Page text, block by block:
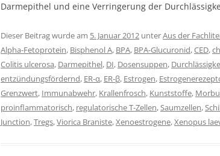
Darmepithel und eine Verringerung der
Dieser Beitrag wurde am 5. Januar 2012 unterAus der
Alpha-Fetoprotein, Bisphenol A, BPA, BPA-Glucuronid,CED,
Colitis ulcerosa, Darmepithel, DI, Dosensuppen,
entzündungsfördernd, ER-α, ER-β, Estrogen,
Grenzwert, Immunabwehr, Krallenfrosch, Kunststoffe,
proinflammatorisch, regulatorische T-Zellen,Saumzellen,
Junction,Tregs,Viorica Braniste,Xenoestrogene,Xenopus